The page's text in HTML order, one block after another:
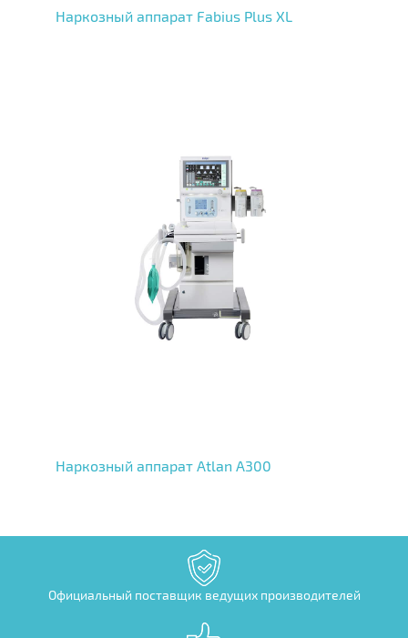
Наркозный аппарат Fabius Plus XL
Наркозный аппарат Atlan A300
Официальный поставщик ведущих производителей